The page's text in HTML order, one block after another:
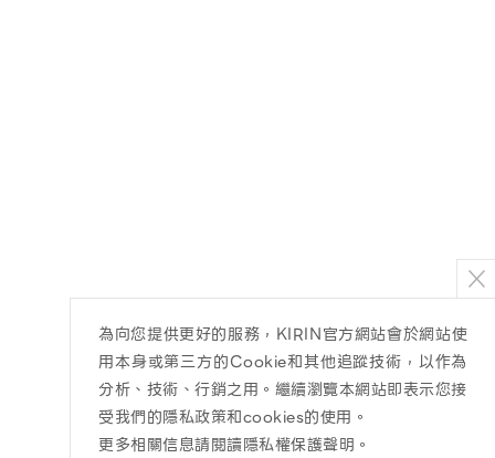
為向您提供更好的服務，KIRIN官方網站會於網站使
用本身或第三方的Cookie和其他追蹤技術，以作為
分析、技術、行銷之用。繼續瀏覽本網站即表示您接
受我們的隱私政策和cookies的使用。
更多相關信息請閱讀隱私權保護聲明 。